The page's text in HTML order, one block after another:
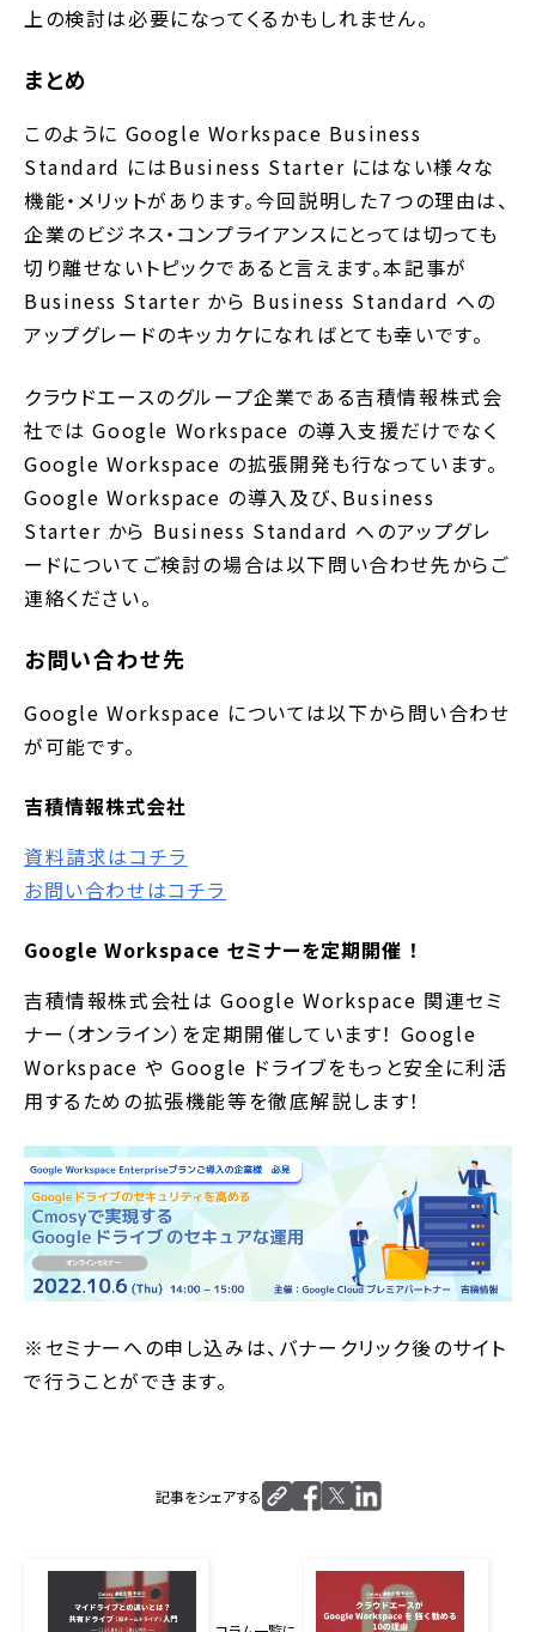
上の検討は必要になってくるかもしれません。
まとめ
このように Google Workspace Business
Standard にはBusiness Starter にはない様々な
機能・メリットがあります。今回説明した７つの理由は、
企業のビジネス・コンプライアンスにとっては切っても
切り離せないトピックであると言えます。本記事が
Business Starter から Business Standard への
アップグレードのキッカケになればとても幸いです。
クラウドエースのグループ企業である吉積情報株式会
社では Google Workspace の導入支援だけでなく
Google Workspace の拡張開発も行なっています。
Google Workspace の導入及び、Business
Starter から Business Standard へのアップグレ
ードについてご検討の場合は以下問い合わせ先からご
連絡ください。
お問い合わせ先
Google Workspace については以下から問い合わせ
が可能です。
吉積情報株式会社
資料請求はコチラ
お問い合わせはコチラ
Google Workspace セミナーを定期開催 ！
吉積情報株式会社は Google Workspace 関連セミ
ナー（オンライン）を定期開催しています！ Google
Workspace や Google ドライブをもっと安全に利活
用するための拡張機能等を徹底解説します！
※セミナーへの申し込みは、バナークリック後のサイト
で行うことができます。
記事をシェアする